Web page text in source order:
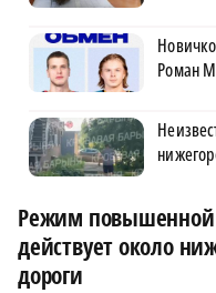
Роман
Режим повышенной
действует около
дороги